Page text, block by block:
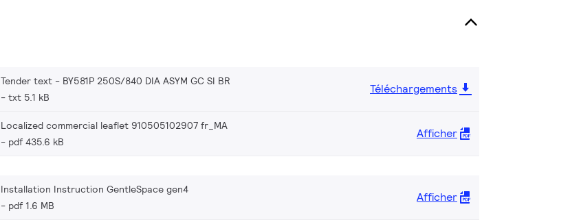
Tender text - BY581P 250S/840 DIA ASYM GC SI BR
txt 5.1 kB
Téléchargements
Localized commercial leaflet 910505102907 fr_MA
pdf 435.6 kB
Afficher
Installation Instruction GentleSpace gen4
pdf 1.6 MB
Afficher